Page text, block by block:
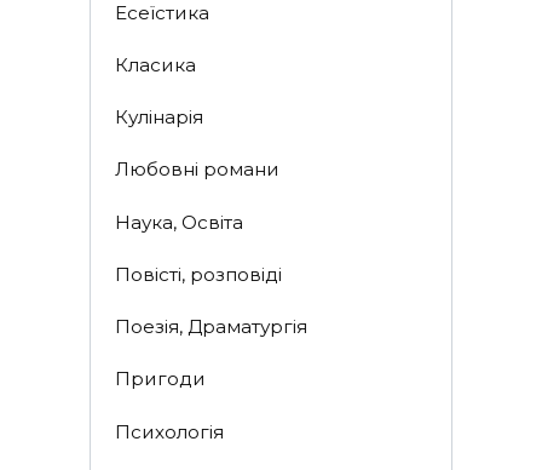
Есеїстика
Класика
Кулінарія
Любовні романи
Наука, Освіта
Повісті, розповіді
Поезія, Драматургія
Пригоди
Психологія